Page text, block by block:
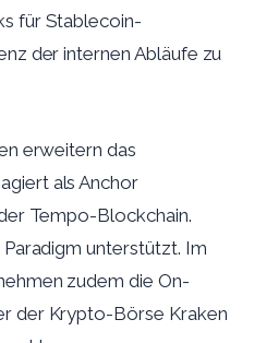
für Stablecoin-
der internen Abläufe zu
erweitern das
als Anchor
Tempo-Blockchain.
unterstützt. Im
zudem die On-
der Krypto-Börse Kraken